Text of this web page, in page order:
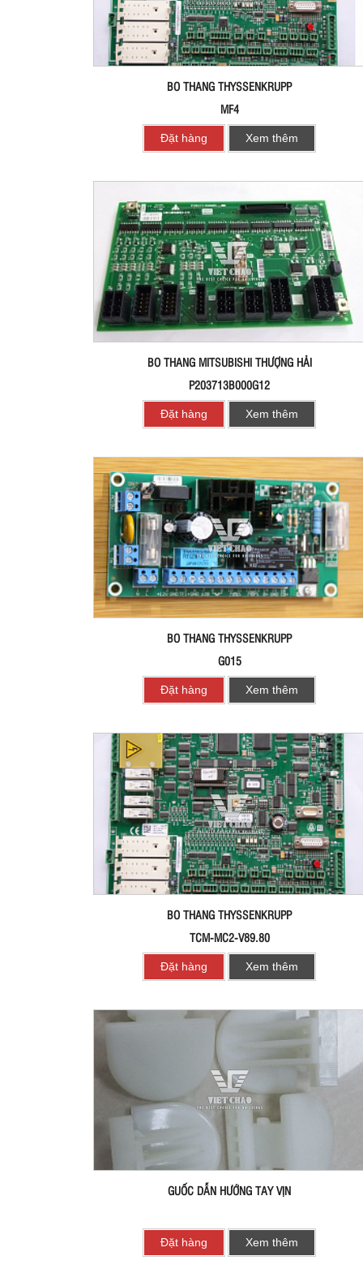
BO THANG THYSSENKRUPP
MF4
Đặt hàng Xem thêm
BO THANG MITSUBISHI THƯỢNG HẢI
P203713B000G12
Đặt hàng Xem thêm
BO THANG THYSSENKRUPP
G015
Đặt hàng Xem thêm
BO THANG THYSSENKRUPP
TCM-MC2-V89.80
Đặt hàng Xem thêm
GUỐC DẪN HƯỚNG TAY VỊN
Đặt hàng Xem thêm